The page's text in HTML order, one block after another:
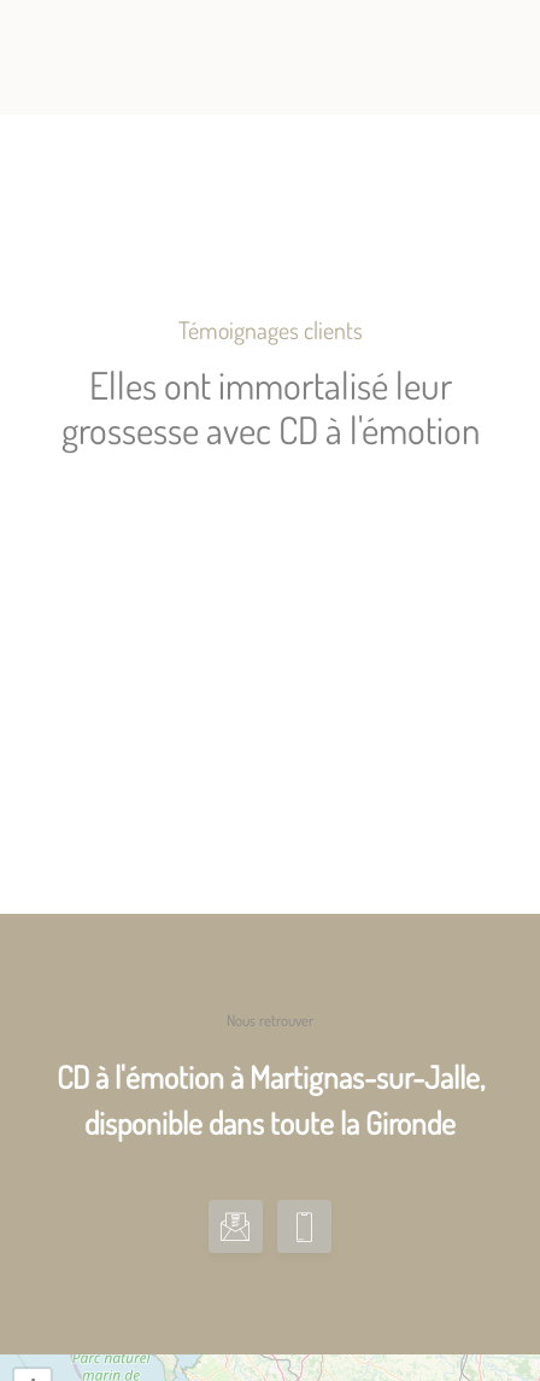
Témoignages clients
Elles ont immortalisé leur
grossesse avec CD à l'émotion
Nous retrouver
CD à l'émotion à Martignas-sur-Jalle,
disponible dans toute la Gironde